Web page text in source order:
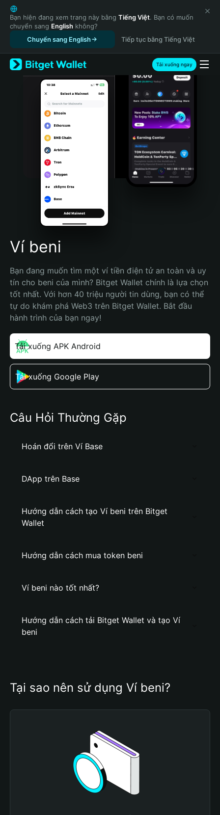
English
日本語
Tiếng Việt
Русский
Español (Latinoamérica)
Türkçe
Italiano
Português (Portugal)
Bahasa Indonesia
Português (Brasil)
Español (Argentina)
Bạn hiện đang xem trang này bằng Tiếng Việt. Bạn có muốn
chuyển sang English không?
Chuyển sang English
Tiếp tục bằng Tiếng Việt
Tải xuống ngay
Ví beni
Bạn đang muốn tìm một ví tiền điện tử an toàn và uy
tín cho beni của mình? Bitget Wallet chính là lựa chọn
tốt nhất. Với hơn 40 triệu người tin dùng, bạn có thể
tự do khám phá Web3 trên Bitget Wallet. Bắt đầu
hành trình của bạn ngay!
Tải xuống APK Android
Tải xuống Google Play
Câu Hỏi Thường Gặp
Hoán đổi trên Ví Base
DApp trên Base
Hướng dẫn cách tạo Ví beni trên Bitget
Wallet
Hướng dẫn cách mua token beni
Ví beni nào tốt nhất?
Hướng dẫn cách tải Bitget Wallet và tạo Ví
beni
Tại sao nên sử dụng Ví beni?